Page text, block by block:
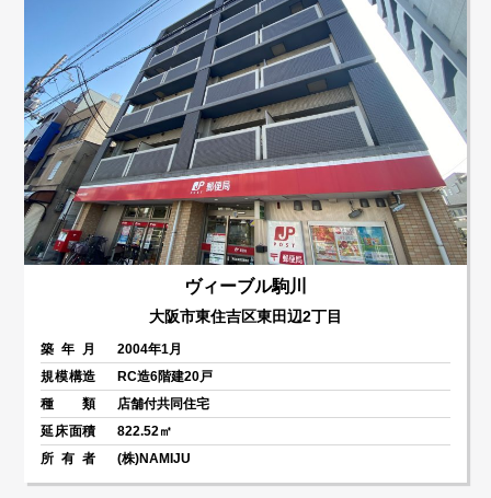
ヴィーブル駒川
大阪市東住吉区東田辺2丁目
築年月
2004年1月
規模構造
RC造6階建20戸
種類
店舗付共同住宅
延床面積
822.52㎡
所有者
(株)NAMIJU